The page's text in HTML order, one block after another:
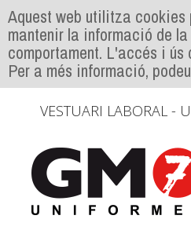
Aquest web utilitza
mantenir la informació de
comportament. L'accés i
Per a més informació,
VESTUARI LABORAL -